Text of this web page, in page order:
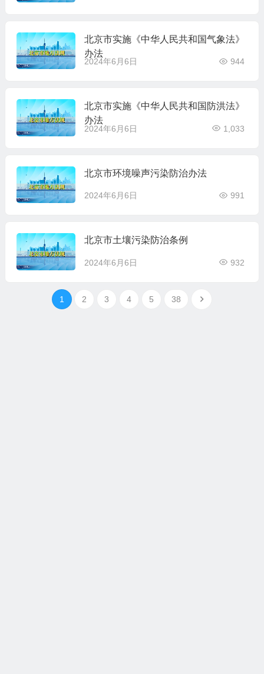
北京市实施《中华人民共和国气象法》
办法
2024年6月6日 944
北京市实施《中华人民共和国防洪法》
办法
2024年6月6日 1,033
北京市环境噪声污染防治办法
2024年6月6日 991
北京市土壤污染防治条例
2024年6月6日 932
1 2 3 4 5 38